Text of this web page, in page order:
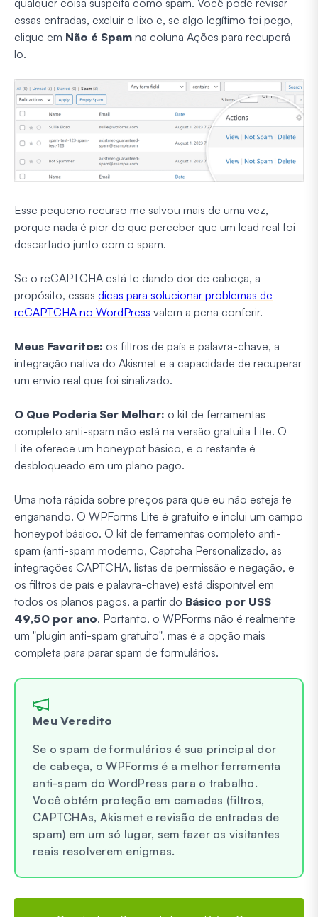
qualquer coisa suspeita como spam. Você pode revisar
essas entradas, excluir o lixo e, se algo legítimo foi pego,
clique em Não é Spam na coluna Ações para recuperá-
lo.
Esse pequeno recurso me salvou mais de uma vez,
porque nada é pior do que perceber que um lead real foi
descartado junto com o spam.
Se o reCAPTCHA está te dando dor de cabeça, a
propósito, essas dicas para solucionar problemas de
reCAPTCHA no WordPress valem a pena conferir.
Meus Favoritos: os filtros de país e palavra-chave, a
integração nativa do Akismet e a capacidade de recuperar
um envio real que foi sinalizado.
O Que Poderia Ser Melhor: o kit de ferramentas
completo anti-spam não está na versão gratuita Lite. O
Lite oferece um honeypot básico, e o restante é
desbloqueado em um plano pago.
Uma nota rápida sobre preços para que eu não esteja te
enganando. O WPForms Lite é gratuito e inclui um campo
honeypot básico. O kit de ferramentas completo anti-
spam (anti-spam moderno, Captcha Personalizado, as
integrações CAPTCHA, listas de permissão e negação, e
os filtros de país e palavra-chave) está disponível em
todos os planos pagos, a partir do Básico por US$
49,50 por ano. Portanto, o WPForms não é realmente
um "plugin anti-spam gratuito", mas é a opção mais
completa para parar spam de formulários.
Meu Veredito
Se o spam de formulários é sua principal dor
de cabeça, o WPForms é a melhor ferramenta
anti-spam do WordPress para o trabalho.
Você obtém proteção em camadas (filtros,
CAPTCHAs, Akismet e revisão de entradas de
spam) em um só lugar, sem fazer os visitantes
reais resolverem enigmas.